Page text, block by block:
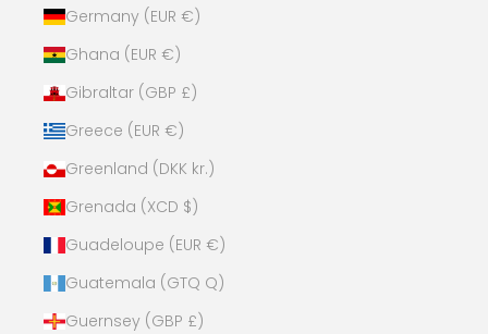
Germany (EUR €)
Ghana (EUR €)
Gibraltar (GBP £)
Greece (EUR €)
Greenland (DKK kr.)
Grenada (XCD $)
Guadeloupe (EUR €)
Guatemala (GTQ Q)
Guernsey (GBP £)